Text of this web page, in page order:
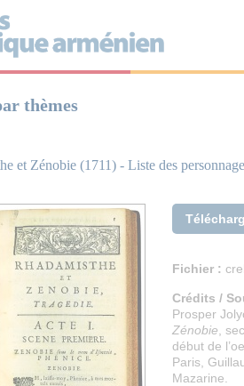
thèmes
et Zénobie (1711) - Liste des
Fichier :
Crédits /
Prosper
Zénobie ,
début de
Paris,
Mazarine.